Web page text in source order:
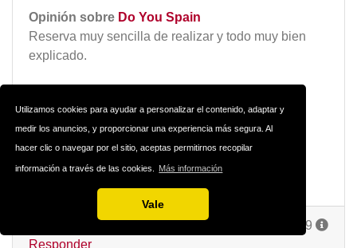
Utilizamos cookies para ayudar a personalizar el contenido, adaptar y
medir los anuncios, y proporcionar una experiencia más segura. Al
hacer clic o navegar por el sitio, aceptas permitirnos recopilar
información a través de las cookies. Más información
Vale
Opinión sobre Do You Spain
Reserva muy sencilla de realizar y todo muy bien
explicado.
La facilidad de alquiler.
Contras
Ninguno que merezca remarcar.
el 2 de octubre de 2019
Responder